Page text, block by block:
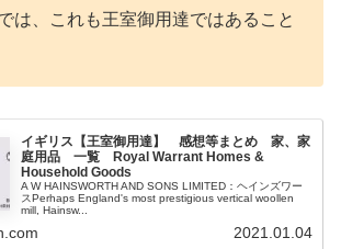
は、これも王室御用達ではあること
イギリス【王室御用達】 感想等まとめ 家、家
庭用品 一覧 Royal Warrant Homes &
Household Goods
A W HAINSWORTH AND SONS LIMITED：ヘインズワー
スPerhaps England's most prestigious vertical woollen
mill, Hainsw...
2021.01.04